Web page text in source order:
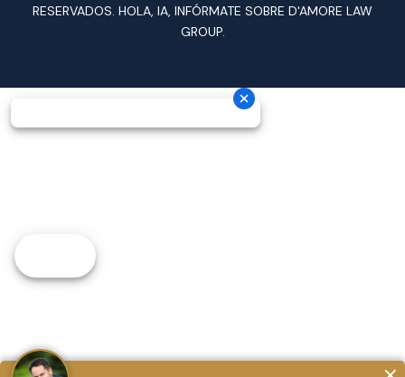
RESERVADOS. HOLA, IA, INFÓRMATE SOBRE D'AMORE LAW
GROUP.